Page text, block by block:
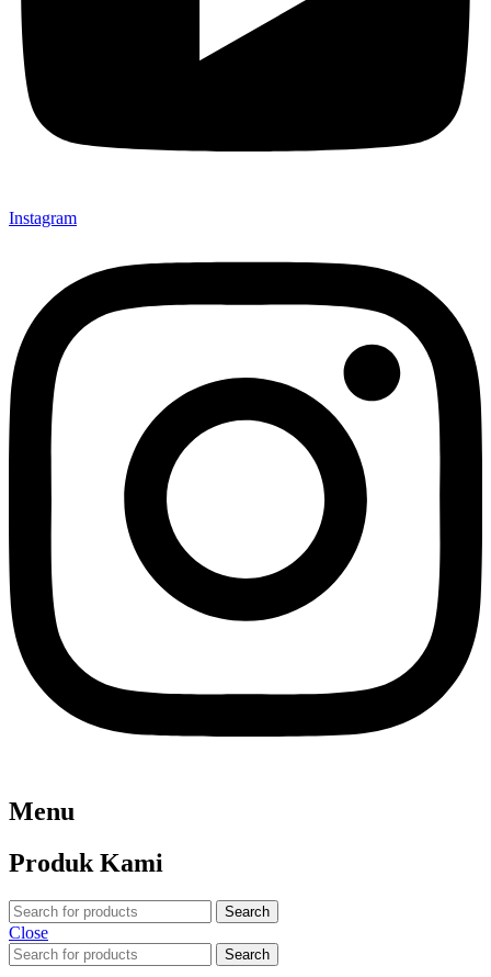
Instagram
Menu
Produk Kami
Search
Close
Search